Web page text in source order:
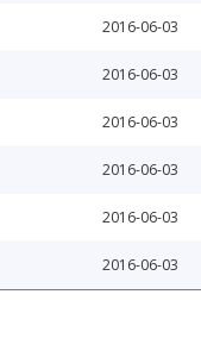
2016-06-03
2016-06-03
2016-06-03
2016-06-03
2016-06-03
2016-06-03